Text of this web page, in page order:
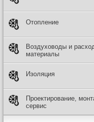
Отопление
Воздуховоды и
материалы
Изоляция
Проектирование,
сервис